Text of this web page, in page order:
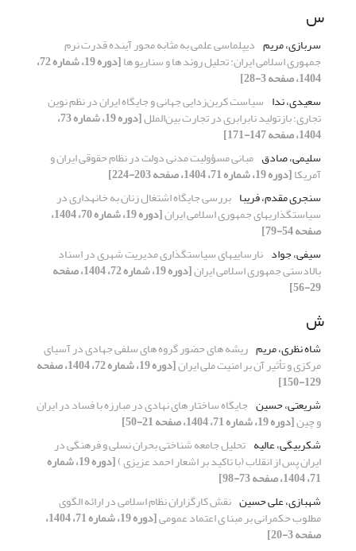
س
سربازی، مریم دیپلماسی علمی به‌ مثابه محور آینده قدرت نرم
جمهوری اسلامی ایران: تحلیل روند ها و سناریو ها [دوره 19، شماره 72،
1404، صفحه 3-28]
سعیدی، ندا سیاست کربن‌زدایی جهانی و جایگاه ایران در نظم نوین
تجاری؛ بازتولید نابرابری در تجارت بین‌الملل [دوره 19، شماره 73،
1404، صفحه 147-171]
سلیمی، صادق مبانی مسؤولیت مدنی دولت در نظام حقوقی ایران و
آمریکا[دوره 19، شماره 71، 1404، صفحه 203-224]
سنجری مقدم، فریبا بررسی جایگاه اشتغال زنان به خانه‏داری در
سیاستگذاری‏های جمهوری اسلامی ایران [دوره 19، شماره 70، 1404،
صفحه 54-79]
سیفی، جواد نارسایی­های سیاستگذاری مدیریت شهری در اسناد
بالادستی جمهوری اسلامی ایران [دوره 19، شماره 72، 1404، صفحه
29-56]
ش
شاه نظری، مریم ریشه­ های حضور گروه های سلفی جهادی در آسیای
مرکزی و تأثیر آن بر امنیت ملی ایران [دوره 19، شماره 72، 1404، صفحه
129-150]
شریعتی، حسین جایگاه ساختار های نهادی در مبارزه با فساد در ایران
و چین[دوره 19، شماره 71، 1404، صفحه 21-50]
شکربیگی، عالیه تحلیل جامعه‌ شناختی بحران نسلی و فرهنگی در
ایران پس از انقلاب (با تاکید بر اشعار احمد عزیزی ) [دوره 19، شماره
71، 1404، صفحه 73-98]
شهبازی، علی حسین نقش کارگزاران نظام اسلامی در ارائه الگوی
مطلوب حکمرانی بر مبنا ی اعتماد عمومی [دوره 19، شماره 71، 1404،
صفحه 3-20]